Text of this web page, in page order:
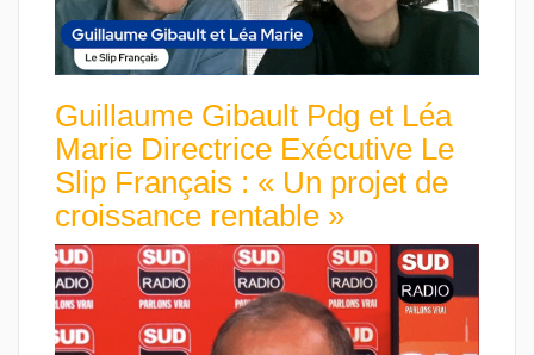
Guillaume Gibault Pdg et Léa
Marie Directrice Exécutive Le
Slip Français : « Un projet de
croissance rentable »